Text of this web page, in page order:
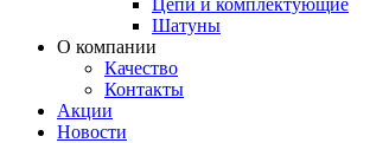
Цепи и комплектующие
Шатуны
О компании
Качество
Контакты
Акции
Новости